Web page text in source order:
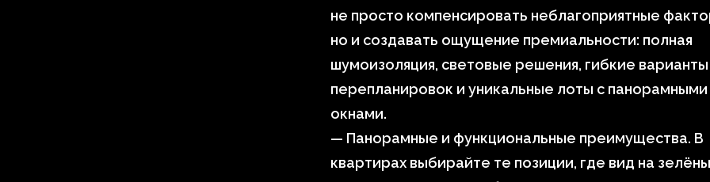
не просто компенсировать неблагоприятные
но и создавать ощущение премиальности: полная
шумоизоляция, световые решения, гибкие варианты
перепланировок и уникальные лоты с панорамными
окнами.
— Панорамные и функциональные преимущества. В
квартирах выбирайте те позиции, где вид на